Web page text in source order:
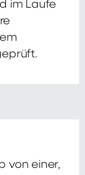
im Laufe
von einer,